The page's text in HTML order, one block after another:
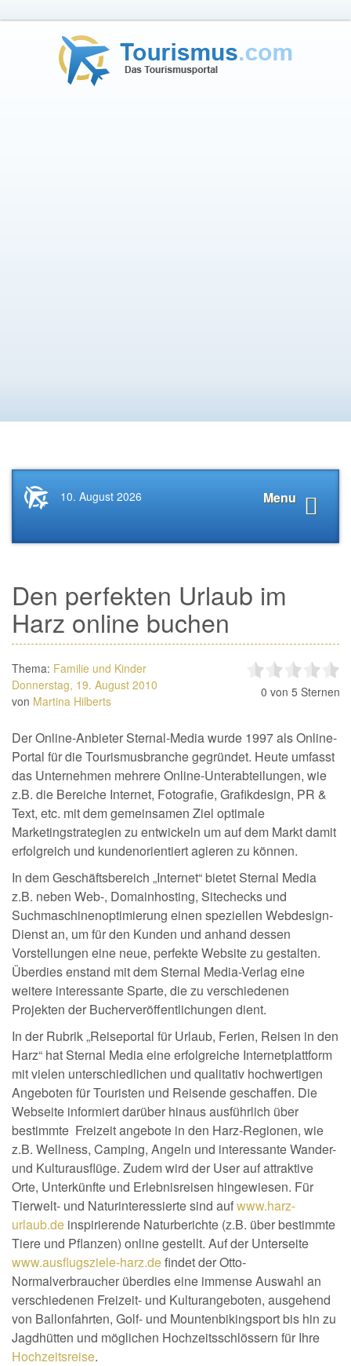
Startseite
News.Tourismus.com
Menu
10. August 2026
Den perfekten Urlaub im
Harz online buchen
Thema: Familie und Kinder
Donnerstag, 19. August 2010
von Martina Hilberts
0 von 5 Sternen
Der Online-Anbieter Sternal-Media wurde 1997 als Online-
Portal für die Tourismusbranche gegründet. Heute umfasst
das Unternehmen mehrere Online-Unterabteilungen, wie
z.B. die Bereiche Internet, Fotografie, Grafikdesign, PR &
Text, etc. mit dem gemeinsamen Ziel optimale
Marketingstrategien zu entwickeln um auf dem Markt damit
erfolgreich und kundenorientiert agieren zu können.
In dem Geschäftsbereich „Internet“ bietet Sternal Media
z.B. neben Web-, Domainhosting, Sitechecks und
Suchmaschinenoptimierung einen speziellen Webdesign-
Dienst an, um für den Kunden und anhand dessen
Vorstellungen eine neue, perfekte Website zu gestalten.
Überdies enstand mit dem Sternal Media-Verlag eine
weitere interessante Sparte, die zu verschiedenen
Projekten der Bucherveröffentlichungen dient.
In der Rubrik „Reiseportal für Urlaub, Ferien, Reisen in den
Harz“ hat Sternal Media eine erfolgreiche Internetplattform
mit vielen unterschiedlichen und qualitativ hochwertigen
Angeboten für Touristen und Reisende geschaffen. Die
Webseite informiert darüber hinaus ausführlich über
bestimmte Freizeit angebote in den Harz-Regionen, wie
z.B. Wellness, Camping, Angeln und interessante Wander-
und Kulturausflüge. Zudem wird der User auf attraktive
Orte, Unterkünfte und Erlebnisreisen hingewiesen. Für
Tierwelt- und Naturinteressierte sind aufwww.harz-
urlaub.de inspirierende Naturberichte (z.B. über bestimmte
Tiere und Pflanzen) online gestellt. Auf der Unterseite
www.ausflugsziele-harz.defindet der Otto-
Normalverbraucher überdies eine immense Auswahl an
verschiedenen Freizeit- und Kulturangeboten, ausgehend
von Ballonfahrten, Golf- und Mountenbikingsport bis hin zu
Jagdhütten und möglichen Hochzeitsschlössern für Ihre
Hochzeitsreise.